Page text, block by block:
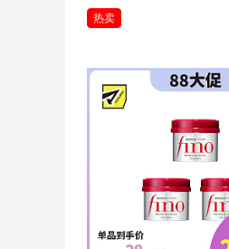
热卖